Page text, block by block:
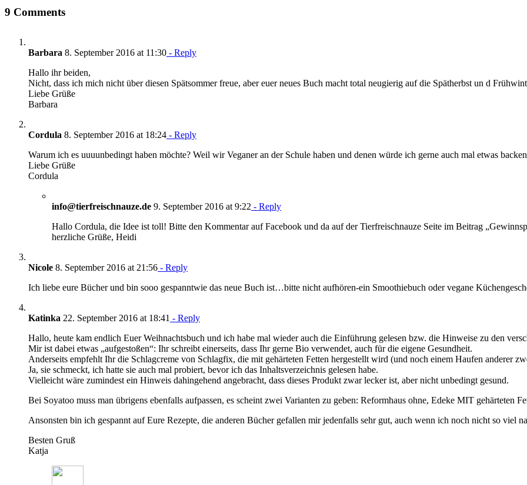
9 Comments
Barbara 8. September 2016 at 11:30 - Reply
Hallo ihr beiden,
Nicht, dass ich mich nicht über diesen Spätsommer freue, aber euer neues Buch macht total neugierig auf die Spätherbst un d
Liebe Grüße
Barbara
Cordula 8. September 2016 at 18:24 - Reply
Warum ich es uuuunbedingt haben möchte? Weil wir Veganer an der Schule haben und denen würde ich gerne auch mal etwas
Liebe Grüße
Cordula
info@tierfreischnauze.de 9. September 2016 at 9:22 - Reply
Hallo Cordula, die Idee ist toll! Bitte den Kommentar auf Facebook und da auf der Tierfreischnauze Seite im Beitrag
herzliche Grüße, Heidi
Nicole 8. September 2016 at 21:56 - Reply
Ich liebe eure Bücher und bin sooo gespanntwie das neue Buch ist…bitte nicht aufhören-ein Smoothiebuch oder vegane
Katinka 22. September 2016 at 18:41 - Reply
Hallo, heute kam endlich Euer Weihnachtsbuch und ich habe mal wieder auch die Einführung gelesen bzw. die Hinweise zu den
Mir ist dabei etwas „aufgestoßen“: Ihr schreibt einerseits, dass Ihr gerne Bio verwendet, auch für die eigene Gesundheit.
Anderseits empfehlt Ihr die Schlagcreme von Schlagfix, die mit gehärteten Fetten hergestellt wird (und noch einem Haufen anderer
Ja, sie schmeckt, ich hatte sie auch mal probiert, bevor ich das Inhaltsverzeichnis gelesen habe.
Vielleicht wäre zumindest ein Hinweis dahingehend angebracht, dass dieses Produkt zwar lecker ist, aber nicht unbedingt gesund.
Bei Soyatoo muss man übrigens ebenfalls aufpassen, es scheint zwei Varianten zu geben: Reformhaus ohne, Edeke MIT gehärteten
Ansonsten bin ich gespannt auf Eure Rezepte, die anderen Bücher gefallen mir jedenfalls sehr gut, auch wenn ich noch nicht so viel
Besten Gruß
Katja